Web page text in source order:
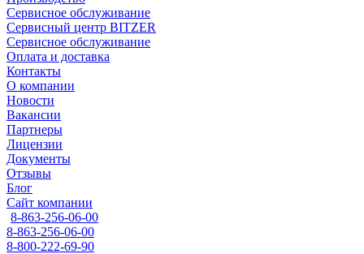
Сервисное обслуживание
Сервисный центр BITZER
Сервисное обслуживание
Оплата и доставка
Контакты
О компании
Новости
Вакансии
Партнеры
Лицензии
Документы
Отзывы
Блог
Сайт компании
8-863-256-06-00
8-863-256-06-00
8-800-222-69-90